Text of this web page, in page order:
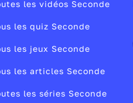
les vidéos Seconde
les quiz Seconde
les jeux Seconde
les articles Seconde
les séries Seconde